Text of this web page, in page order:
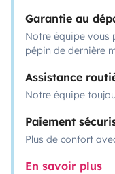
Garantie au
Notre équipe vous
pépin de dernière
Assistance
Notre équipe
Paiement
Plus de confort
En savoir plus